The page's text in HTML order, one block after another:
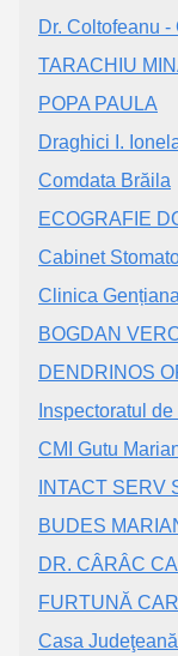
Dr. Coltofeanu
TARACHIU
POPA PAULA
Draghici I.
Comdata Brăila
ECOGRAFIE
Cabinet
Clinica Gențiana
BOGDAN
DENDRINOS
Inspectoratul
CMI Gutu
INTACT SERV
BUDES
DR. CÂRÂC
FURTUNĂ
Casa